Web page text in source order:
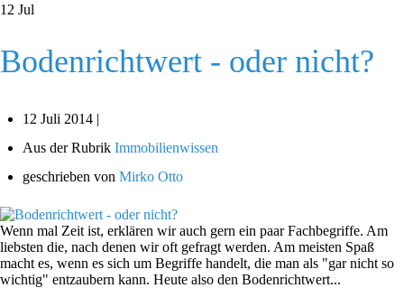
12 Jul
Bodenrichtwert - oder nicht?
12 Juli 2014 |
Aus der Rubrik Immobilienwissen
geschrieben von Mirko Otto
Wenn mal Zeit ist, erklären wir auch gern ein paar Fachbegriffe. Am
liebsten die, nach denen wir oft gefragt werden. Am meisten Spaß
macht es, wenn es sich um Begriffe handelt, die man als "gar nicht so
wichtig" entzaubern kann. Heute also den Bodenrichtwert...